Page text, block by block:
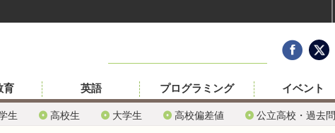
生 高校生 大学生 高校偏差値 公立高校・過去問
育 英語 プログラミング イベント